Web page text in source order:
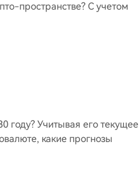
пространстве? С учетом
году? Учитывая его текущее
какие прогнозы